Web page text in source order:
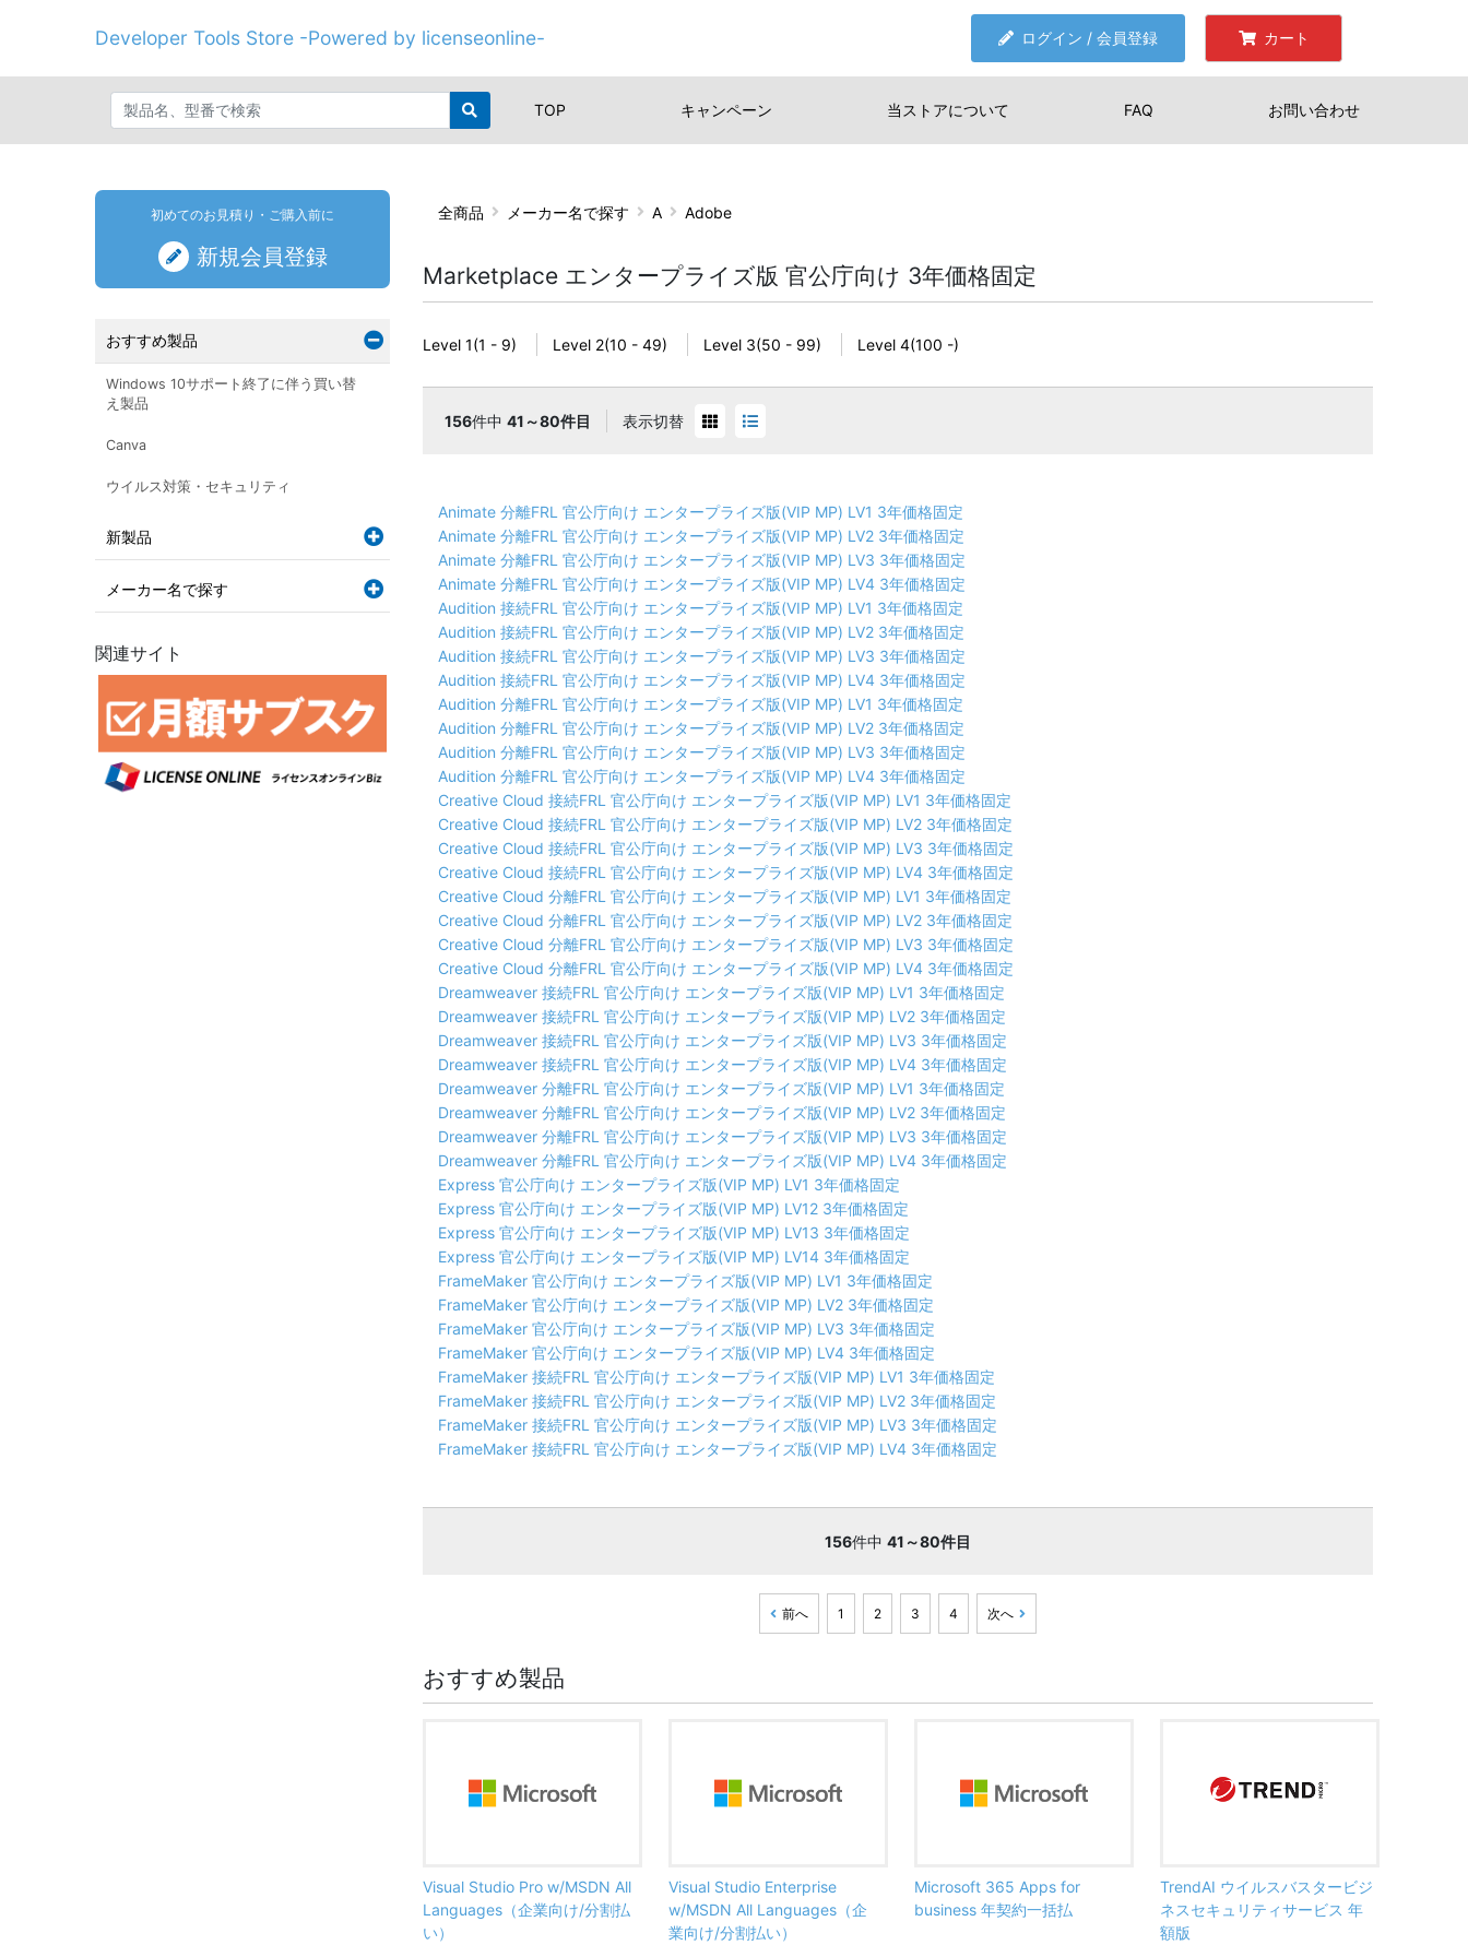
Developer Tools Store -Powered by licenseonline- ログイン / 会員登録 カート
TOP キャンペーン 当ストアについて FAQ お問い合わせ
全商品 メーカー名で探す A Adobe
Marketplace エンタープライズ版 官公庁向け 3年価格固定
Level 1(1 - 9) Level 2(10 - 49) Level 3(50 - 99) Level 4(100 -)
156件中 41～80件目 表示切替
Animate 分離FRL 官公庁向け エンタープライズ版(VIP MP) LV1 3年価格固定
Animate 分離FRL 官公庁向け エンタープライズ版(VIP MP) LV2 3年価格固定
Animate 分離FRL 官公庁向け エンタープライズ版(VIP MP) LV3 3年価格固定
Animate 分離FRL 官公庁向け エンタープライズ版(VIP MP) LV4 3年価格固定
Audition 接続FRL 官公庁向け エンタープライズ版(VIP MP) LV1 3年価格固定
Audition 接続FRL 官公庁向け エンタープライズ版(VIP MP) LV2 3年価格固定
Audition 接続FRL 官公庁向け エンタープライズ版(VIP MP) LV3 3年価格固定
Audition 接続FRL 官公庁向け エンタープライズ版(VIP MP) LV4 3年価格固定
Audition 分離FRL 官公庁向け エンタープライズ版(VIP MP) LV1 3年価格固定
Audition 分離FRL 官公庁向け エンタープライズ版(VIP MP) LV2 3年価格固定
Audition 分離FRL 官公庁向け エンタープライズ版(VIP MP) LV3 3年価格固定
Audition 分離FRL 官公庁向け エンタープライズ版(VIP MP) LV4 3年価格固定
Creative Cloud 接続FRL 官公庁向け エンタープライズ版(VIP MP) LV1 3年価格固定
Creative Cloud 接続FRL 官公庁向け エンタープライズ版(VIP MP) LV2 3年価格固定
Creative Cloud 接続FRL 官公庁向け エンタープライズ版(VIP MP) LV3 3年価格固定
Creative Cloud 接続FRL 官公庁向け エンタープライズ版(VIP MP) LV4 3年価格固定
Creative Cloud 分離FRL 官公庁向け エンタープライズ版(VIP MP) LV1 3年価格固定
Creative Cloud 分離FRL 官公庁向け エンタープライズ版(VIP MP) LV2 3年価格固定
Creative Cloud 分離FRL 官公庁向け エンタープライズ版(VIP MP) LV3 3年価格固定
Creative Cloud 分離FRL 官公庁向け エンタープライズ版(VIP MP) LV4 3年価格固定
Dreamweaver 接続FRL 官公庁向け エンタープライズ版(VIP MP) LV1 3年価格固定
Dreamweaver 接続FRL 官公庁向け エンタープライズ版(VIP MP) LV2 3年価格固定
Dreamweaver 接続FRL 官公庁向け エンタープライズ版(VIP MP) LV3 3年価格固定
Dreamweaver 接続FRL 官公庁向け エンタープライズ版(VIP MP) LV4 3年価格固定
Dreamweaver 分離FRL 官公庁向け エンタープライズ版(VIP MP) LV1 3年価格固定
Dreamweaver 分離FRL 官公庁向け エンタープライズ版(VIP MP) LV2 3年価格固定
Dreamweaver 分離FRL 官公庁向け エンタープライズ版(VIP MP) LV3 3年価格固定
Dreamweaver 分離FRL 官公庁向け エンタープライズ版(VIP MP) LV4 3年価格固定
Express 官公庁向け エンタープライズ版(VIP MP) LV1 3年価格固定
Express 官公庁向け エンタープライズ版(VIP MP) LV12 3年価格固定
Express 官公庁向け エンタープライズ版(VIP MP) LV13 3年価格固定
Express 官公庁向け エンタープライズ版(VIP MP) LV14 3年価格固定
FrameMaker 官公庁向け エンタープライズ版(VIP MP) LV1 3年価格固定
FrameMaker 官公庁向け エンタープライズ版(VIP MP) LV2 3年価格固定
FrameMaker 官公庁向け エンタープライズ版(VIP MP) LV3 3年価格固定
FrameMaker 官公庁向け エンタープライズ版(VIP MP) LV4 3年価格固定
FrameMaker 接続FRL 官公庁向け エンタープライズ版(VIP MP) LV1 3年価格固定
FrameMaker 接続FRL 官公庁向け エンタープライズ版(VIP MP) LV2 3年価格固定
FrameMaker 接続FRL 官公庁向け エンタープライズ版(VIP MP) LV3 3年価格固定
FrameMaker 接続FRL 官公庁向け エンタープライズ版(VIP MP) LV4 3年価格固定
156件中 41～80件目
前へ 1 2 3 4 次へ
おすすめ製品
Visual Studio Pro w/MSDN All
Languages（企業向け/分割払
い）
Visual Studio Enterprise
w/MSDN All Languages（企
業向け/分割払い）
Microsoft 365 Apps for
business 年契約一括払
TrendAI ウイルスバスタービジ
ネスセキュリティサービス 年
額版
初めてのお見積り・ご購入前に
新規会員登録
おすすめ製品
Windows 10サポート終了に伴う買い替
え製品
Canva
ウイルス対策・セキュリティ
新製品
メーカー名で探す
関連サイト